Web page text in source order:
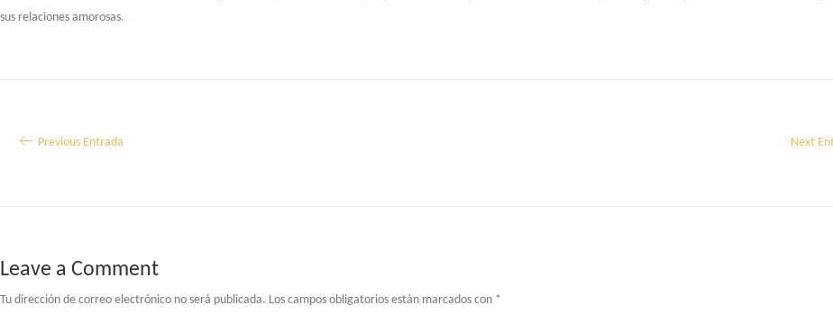
sus relaciones amorosas.
NavegaciónPrevious Entrada Next
Leave a Comment
Tu dirección de correo electrónico no será publicada. Los campos obligatorios están marcados con *